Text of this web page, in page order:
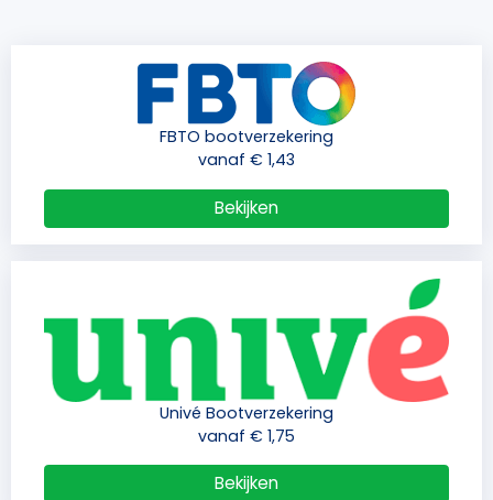
FBTO bootverzekering
vanaf € 1,43
Bekijken
Univé Bootverzekering
vanaf € 1,75
Bekijken